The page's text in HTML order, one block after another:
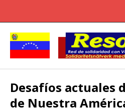
Desafíos actuales
de Nuestra